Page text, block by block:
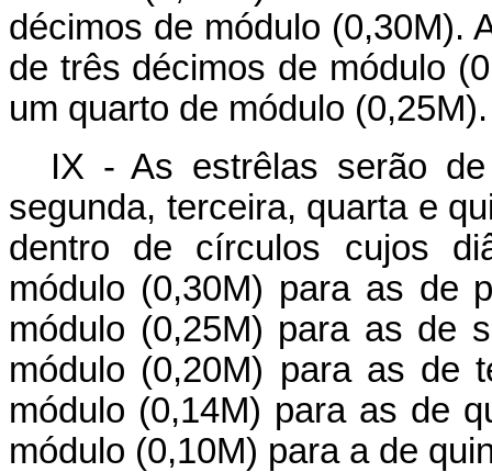
décimos de módulo (0,30M).
de três décimos de módulo
um quarto de módulo (0,25M).
IX - As estrêlas serão
segunda, terceira, quarta e
dentro de círculos cujos
módulo (0,30M) para as de
módulo (0,25M) para as de
módulo (0,20M) para as de
módulo (0,14M) para as de
módulo (0,10M) para a de